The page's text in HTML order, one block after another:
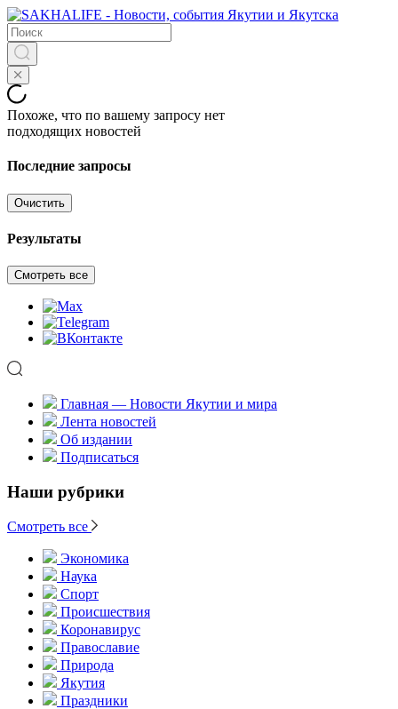
Похоже, что по вашему запросу нет
подходящих новостей
Последние запросы
Очистить
Результаты
Смотреть все
Главная — Новости Якутии и мира
Лента новостей
Об издании
Подписаться
Наши рубрики
Смотреть все
Экономика
Наука
Спорт
Происшествия
Коронавирус
Православие
Природа
Якутия
Праздники